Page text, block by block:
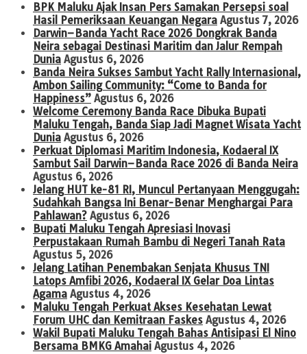
BPK Maluku Ajak Insan Pers Samakan Persepsi soal
Hasil Pemeriksaan Keuangan Negara Agustus 7, 2026
Darwin–Banda Yacht Race 2026 Dongkrak Banda
Neira sebagai Destinasi Maritim dan Jalur Rempah
Dunia Agustus 6, 2026
Banda Neira Sukses Sambut Yacht Rally Internasional,
Ambon Sailing Community: “Come to Banda for
Happiness” Agustus 6, 2026
Welcome Ceremony Banda Race Dibuka Bupati
Maluku Tengah, Banda Siap Jadi Magnet Wisata Yacht
Dunia Agustus 6, 2026
Perkuat Diplomasi Maritim Indonesia, Kodaeral IX
Sambut Sail Darwin–Banda Race 2026 di Banda Neira
Agustus 6, 2026
Jelang HUT ke-81 RI, Muncul Pertanyaan Menggugah:
Sudahkah Bangsa Ini Benar-Benar Menghargai Para
Pahlawan? Agustus 6, 2026
Bupati Maluku Tengah Apresiasi Inovasi
Perpustakaan Rumah Bambu di Negeri Tanah Rata
Agustus 5, 2026
Jelang Latihan Penembakan Senjata Khusus TNI
Latops Amfibi 2026, Kodaeral IX Gelar Doa Lintas
Agama Agustus 4, 2026
Maluku Tengah Perkuat Akses Kesehatan Lewat
Forum UHC dan Kemitraan Faskes Agustus 4, 2026
Wakil Bupati Maluku Tengah Bahas Antisipasi El Nino
Bersama BMKG Amahai Agustus 4, 2026